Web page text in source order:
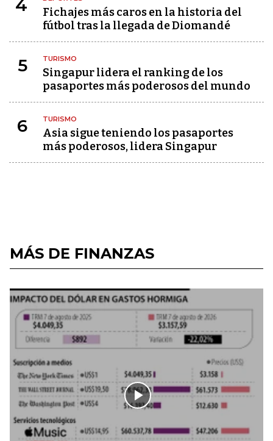
4
Fichajes más caros en la historia del
fútbol tras la llegada de Diomandé
5 TURISMO
Singapur lidera el ranking de los
pasaportes más poderosos del mundo
6 TURISMO
Asia sigue teniendo los pasaportes
más poderosos, lidera Singapur
MÁS DE FINANZAS